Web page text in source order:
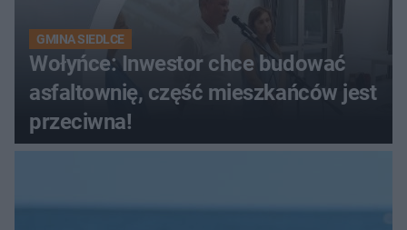
GMINA SIEDLCE
Wołyńce: Inwestor chce budować
asfaltownię, część mieszkańców jest
przeciwna!